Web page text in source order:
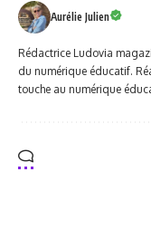
Aurélie Julien
Rédactrice Ludovia
du numérique éducatif.
touche au numérique